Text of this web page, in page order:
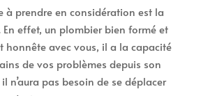
à prendre en considération est la
En effet, un plombier bien formé et
honnête avec vous, il a la capacité
de vos problèmes depuis son
n’aura pas besoin de se déplacer